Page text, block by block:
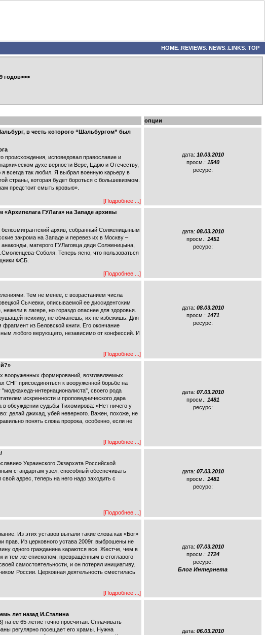
HOME::REVIEWS::NEWS::LINKS::TOP
опции
в честь которого “Шальбургом” был
происхождения, исповедовал православие и
духе верности Вере, Царю и Отечеству,
всегда так любил. Я выбрал военную карьеру в
страны, которая будет бороться с большевизмом.
предстоит смыть кровью».
[Подробнее ...]
дата: 10.03.2010
просм.: 1540
ресурс:
ГУЛага» на Западе архивы
архив, собранный Солженицыным
закрома на Западе и перевез их в Москву –
матерого ГУЛаговца дяди Солженицына,
Соболя. Теперь ясно, что пользоваться
ФСБ.
[Подробнее ...]
дата: 08.03.2010
просм.: 1451
ресурс:
Тем не менее, с возрастанием числа
Сычевки, описываемой ее диссидентским
в лагере, но гораздо опаснее для здоровья.
психику, не обманешь, их не избежишь. Для
из Беловской книги. Его окончание
любого верующего, независимо от конфессий. И
[Подробнее ...]
дата: 08.03.2010
просм.: 1471
ресурс:
вооруженных формирований, возглавляемых
СНГ присоединяться к вооруженной борьбе на
интернационалиста", своего рода
искренности и проповеднического дара
обсуждении судьбы Тихомирова: «Нет ничего у
делай джихад, убей неверного. Важен, похоже, не
понять слова пророка, особенно, если не
[Подробнее ...]
дата: 07.03.2010
просм.: 1481
ресурс:
Украинского Экзархата Российской
стандартам узел, способный обеспечивать
адрес, теперь на него надо заходить с
[Подробнее ...]
дата: 07.03.2010
просм.: 1481
ресурс:
Из этих уставов выпали такие слова как «Бог»
прав. Из церковного устава 2009г. выброшены не
одного гражданина караются все. Жестче, чем в
и тем же епископом, превращённым в стоглавого
самостоятельности, и он потерял инициативу.
России. Церковная деятельность сместилась
[Подробнее ...]
дата: 07.03.2010
просм.: 1724
ресурс:
Блог Интернета
лет назад И.Сталина
на ее 65-летие точно просчитан. Сплачивать
регулярно посещает его храмы. Нужна
дата: 06.03.2010